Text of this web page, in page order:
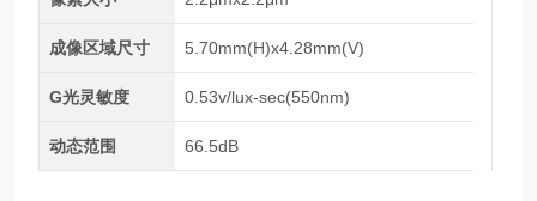
成像区域尺寸 5.70mm(H)x4.28mm(V)
G光灵敏度 0.53v/lux-sec(550nm)
动态范围 66.5dB